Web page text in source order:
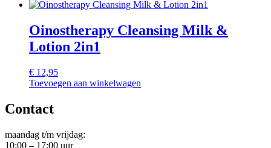
Oinostherapy Cleansing Milk &
Lotion 2in1
€ 12,95
Toevoegen aan winkelwagen
Contact
maandag t/m vrijdag:
10:00 – 17:00 uur